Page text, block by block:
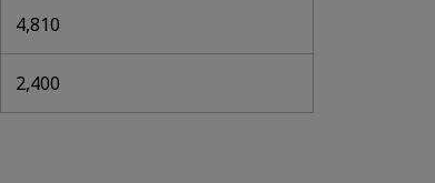
4,810
2,400